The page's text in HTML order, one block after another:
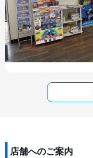
店舗へのご案内